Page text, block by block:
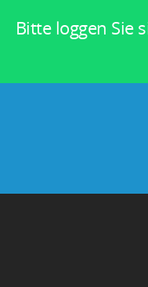
Bitte loggen Sie